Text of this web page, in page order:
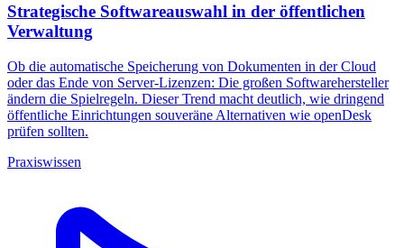
Strategische Softwareauswahl in der öffentlichen
Verwaltung
Ob die automatische Speicherung von Dokumenten in der Cloud
oder das Ende von Server-Lizenzen: Die großen Softwarehersteller
ändern die Spielregeln. Dieser Trend macht deutlich, wie dringend
öffentliche Einrichtungen souveräne Alternativen wie openDesk
prüfen sollten.
Praxiswissen